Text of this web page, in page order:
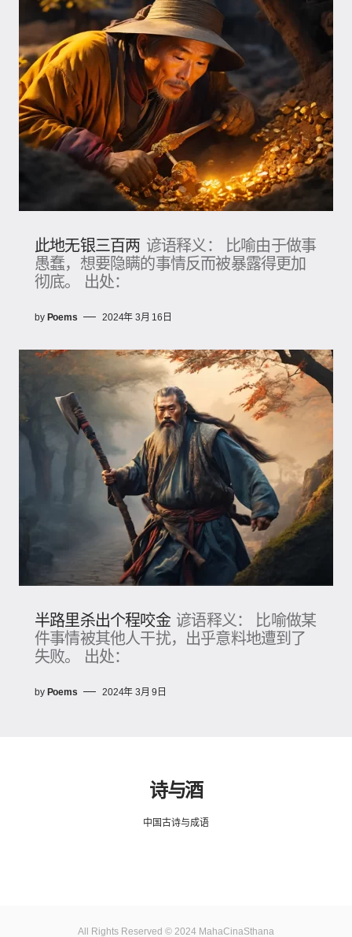
此地无银三百两 谚语释义： 比喻由于做事
愚蠢，想要隐瞒的事情反而被暴露得更加
彻底。 出处：
by Poems 2024年 3月 16日
半路里杀出个程咬金 谚语释义： 比喻做某
件事情被其他人干扰，出乎意料地遭到了
失败。 出处：
by Poems 2024年 3月 9日
诗与酒
中国古诗与成语
All Rights Reserved © 2024 MahaCinaSthana